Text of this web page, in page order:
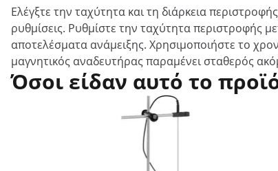
Ελέγξτε την ταχύτητα και τη διάρκεια
ρυθμίσεις. Ρυθμίστε την ταχύτητα περιστροφής
αποτελέσματα ανάμειξης. Χρησιμοποιήστε το
μαγνητικός αναδευτήρας παραμένει σταθερός
Όσοι είδαν αυτό το